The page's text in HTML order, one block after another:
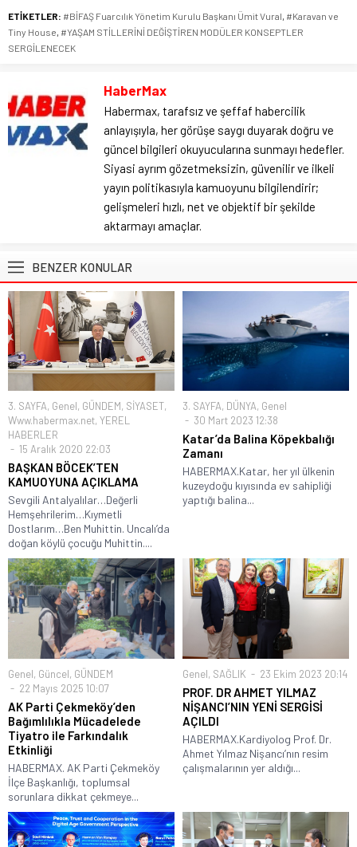
ETİKETLER: #BİFAŞ Fuarcılık Yönetim Kurulu Başkanı Ümit Vural, #Karavan ve
Tiny House, #YAŞAM STİLLERİNİ DEĞİŞTİREN MODÜLER KONSEPTLER
SERGİLENECEK
HaberMax
Habermax, tarafsız ve şeffaf habercilik
anlayışıyla, her görüşe saygı duyarak doğru ve
güncel bilgileri okuyucularına sunmayı hedefler.
Siyasi ayrım gözetmeksizin, güvenilir ve ilkeli
yayın politikasıyla kamuoyunu bilgilendirir;
gelişmeleri hızlı, net ve objektif bir şekilde
aktarmayı amaçlar.
BENZER KONULAR
3. SAYFA, Genel, GÜNDEM, SİYASET,
Www.habermax.net, YEREL
HABERLER
15 Aralık 2020 22:03
BAŞKAN BÖCEK’TEN
KAMUOYUNA AÇIKLAMA
Sevgili Antalyalılar…Değerli
Hemşehrilerim…Kıymetli
Dostlarım…Ben Muhittin. Uncalı’da
doğan köylü çocuğu Muhittin....
3. SAYFA, DÜNYA, Genel
30 Mart 2023 12:38
Katar’da Balina Köpekbalığı
Zamanı
HABERMAX.Katar, her yıl ülkenin
kuzeydoğu kıyısında ev sahipliği
yaptığı balina...
Genel, Güncel, GÜNDEM
22 Mayıs 2025 10:07
AK Parti Çekmeköy’den
Bağımlılıkla Mücadelede
Tiyatro ile Farkındalık
Etkinliği
HABERMAX. AK Parti Çekmeköy
İlçe Başkanlığı, toplumsal
sorunlara dikkat çekmeye...
Genel, SAĞLIK 23 Ekim 2023 20:14
PROF. DR AHMET YILMAZ
NİŞANCI’NIN YENİ SERGİSİ
AÇILDI
HABERMAX.Kardiyolog Prof. Dr.
Ahmet Yılmaz Nişancı’nın resim
çalışmalarının yer aldığı...